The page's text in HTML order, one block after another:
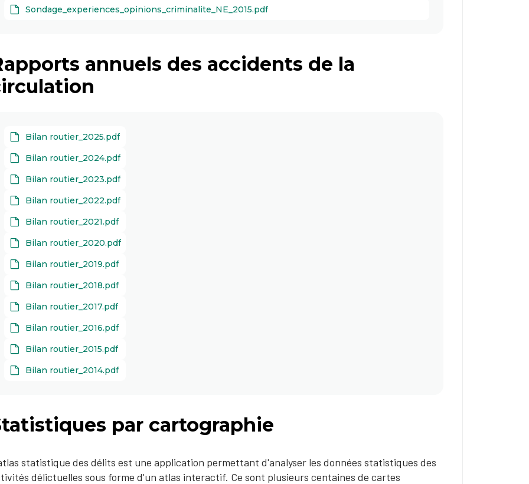
Sondage_experiences_opinions_criminalite_NE_2015.pdf
annuels des accidents de la
Bilan routier_2025.pdf
Bilan routier_2024.pdf
Bilan routier_2023.pdf
Bilan routier_2022.pdf
Bilan routier_2021.pdf
Bilan routier_2020.pdf
Bilan routier_2019.pdf
Bilan routier_2018.pdf
Bilan routier_2017.pdf
Bilan routier_2016.pdf
Bilan routier_2015.pdf
Bilan routier_2014.pdf
par cartographie
statistique des délits est une application permettant d'analyser les données statistiques des
délictuelles sous forme d'un atlas interactif. Ce sont plusieurs centaines de cartes